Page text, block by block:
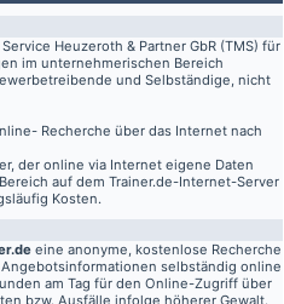
Heuzeroth & Partner GbR (TMS) für
im unternehmerischen Bereich
und Selbständige, nicht
Recherche über das Internet nach
der online via Internet eigene Daten
auf dem Trainer.de-Internet-Server
Kosten.
eine anonyme, kostenlose Recherche
selbständig online
am Tag für den Online-Zugriff über
bzw. Ausfälle infolge höherer Gewalt.